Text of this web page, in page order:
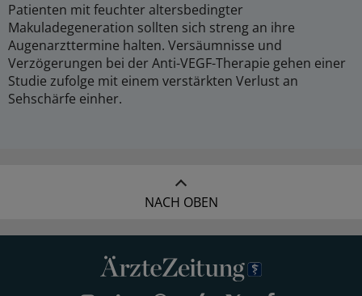
Patienten mit feuchter altersbedingter
Makuladegeneration sollten sich streng an ihre
Augenarzttermine halten. Versäumnisse und
Verzögerungen bei der Anti-VEGF-Therapie gehen einer
Studie zufolge mit einem verstärkten Verlust an
Sehschärfe einher.
NACH OBEN